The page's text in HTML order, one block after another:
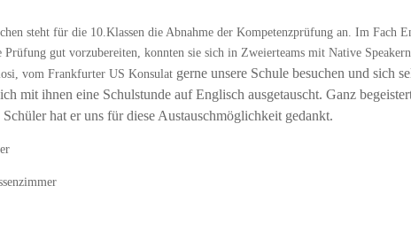
steht für die 10.Klassen die Abnahme der Kompetenzprüfung an. Im
Prüfung gut vorzubereiten, konnten sie sich in Zweierteams mit Native
vom Frankfurter US Konsulat gerne unsere Schule besuchen und sich
mit ihnen eine Schulstunde auf Englisch ausgetauscht. Ganz
hat er uns für diese Austauschmöglichkeit gedankt.